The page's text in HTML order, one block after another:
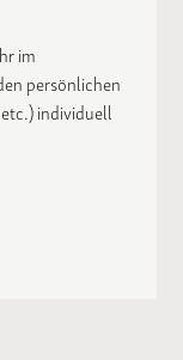
im
persönlichen
individuell